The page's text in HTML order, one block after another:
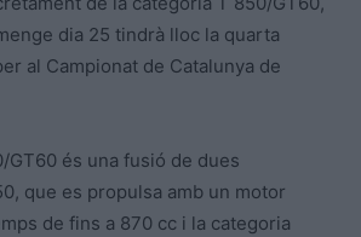
dia 25 tindrà lloc la quarta
al Campionat de Catalunya de
GT60 és una fusió de dues
que es propulsa amb un motor
de fins a 870 cc i la categoria